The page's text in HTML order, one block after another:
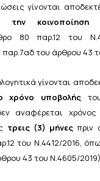
γίνονται
την
80 παρ.12 του
παρ.7αδ του άρθρου 43
γίνονται
χρόνο υποβολής
αναφέρεται
τρεις (3) μήνεςπριν
του Ν.4412/2016 ,
43 του Ν.4605/2019).